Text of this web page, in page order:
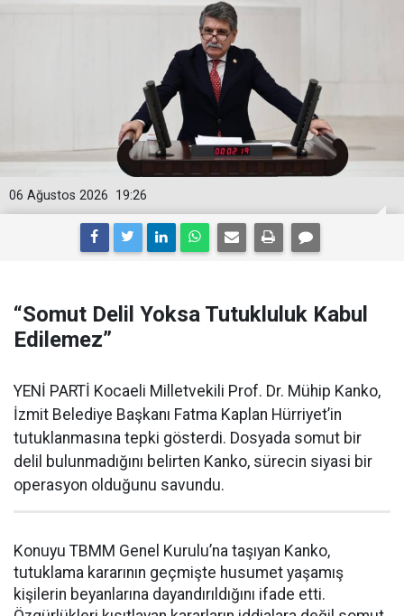
19:26
06 Ağustos 2026
“Somut Delil Yoksa Tutukluluk Kabul
Edilemez”
YENİ PARTİ Kocaeli Milletvekili Prof. Dr. Mühip Kanko,
İzmit Belediye Başkanı Fatma Kaplan Hürriyet’in
tutuklanmasına tepki gösterdi. Dosyada somut bir
delil bulunmadığını belirten Kanko, sürecin siyasi bir
operasyon olduğunu savundu.
Konuyu TBMM Genel Kurulu’na taşıyan Kanko,
tutuklama kararının geçmişte husumet yaşamış
kişilerin beyanlarına dayandırıldığını ifade etti.